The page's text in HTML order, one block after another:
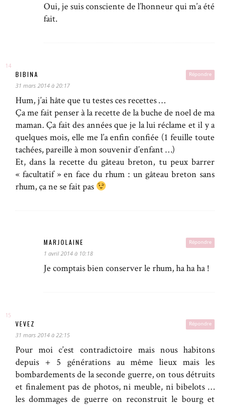
Oui, je suis consciente de l’honneur qui m’a été
fait.
Répondre
BIBINA
31 mars 2014 à 20:17
Hum, j’ai hâte que tu testes ces recettes …
Ça me fait penser à la recette de la buche de noel de ma
maman. Ça fait des années que je la lui réclame et il y a
quelques mois, elle me l’a enfin confiée (1 feuille toute
tachées, pareille à mon souvenir d’enfant …)
Et, dans la recette du gâteau breton, tu peux barrer
« facultatif » en face du rhum : un gâteau breton sans
rhum, ça ne se fait pas
Répondre
MARJOLAINE
1 avril 2014 à 10:18
Je comptais bien conserver le rhum, ha ha ha !
Répondre
VEVEZ
31 mars 2014 à 22:15
Pour moi c’est contradictoire mais nous habitons
depuis + 5 générations au même lieux mais les
bombardements de la seconde guerre, on tous détruits
et finalement pas de photos, ni meuble, ni bibelots …
les dommages de guerre on reconstruit le bourg et